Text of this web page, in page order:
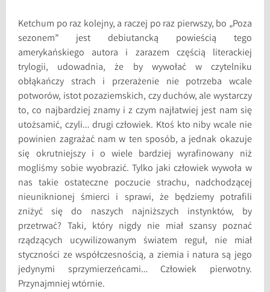
Ketchum po raz kolejny, a raczej po raz pierwszy, bo „Poza
sezonem” jest debiutancką powieścią tego
amerykańskiego autora i zarazem częścią literackiej
trylogii, udowadnia, że by wywołać w czytelniku
obłąkańczy strach i przerażenie nie potrzeba wcale
potworów, istot pozaziemskich, czy duchów, ale wystarczy
to, co najbardziej znamy i z czym najłatwiej jest nam się
utożsamić, czyli… drugi człowiek. Ktoś kto niby wcale nie
powinien zagrażać nam w ten sposób, a jednak okazuje
się okrutniejszy i o wiele bardziej wyrafinowany niż
mogliśmy sobie wyobrazić. Tylko jaki człowiek wywoła w
nas takie ostateczne poczucie strachu, nadchodzącej
nieuniknionej śmierci i sprawi, że będziemy potrafili
zniżyć się do naszych najniższych instynktów, by
przetrwać? Taki, który nigdy nie miał szansy poznać
rządzących ucywilizowanym światem reguł, nie miał
styczności ze współczesnością, a ziemia i natura są jego
jedynymi sprzymierzeńcami… Człowiek pierwotny.
Przynajmniej wtórnie.